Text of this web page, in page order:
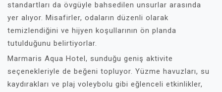
standartları da övgüyle bahsedilen unsurlar arasında
yer alıyor. Misafirler, odaların düzenli olarak
temizlendiğini ve hijyen koşullarının ön planda
tutulduğunu belirtiyorlar.
Marmaris Aqua Hotel, sunduğu geniş aktivite
seçenekleriyle de beğeni topluyor. Yüzme havuzları, su
kaydırakları ve plaj voleybolu gibi eğlenceli etkinlikler,